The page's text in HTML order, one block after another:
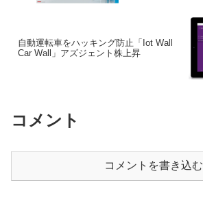
自動運転車をハッキング防止「Iot Wall
Car Wall」アズジェント株上昇
コメント
コメントを書き込む